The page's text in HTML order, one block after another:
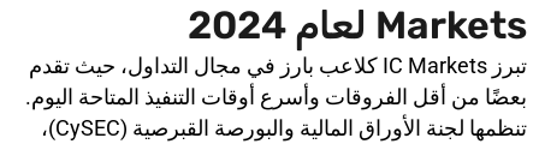
Markets لعام 2024
تبرز IC Markets كلاعب بارز في مجال التداول، حيث تقدم
بعضًا من أقل الفروقات وأسرع أوقات التنفيذ المتاحة اليوم.
تنظمها لجنة الأوراق المالية والبورصة القبرصية (CySEC)،